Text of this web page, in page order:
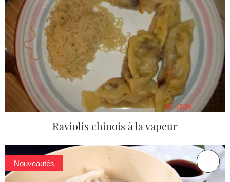
Raviolis chinois à la vapeur
Nouveautés